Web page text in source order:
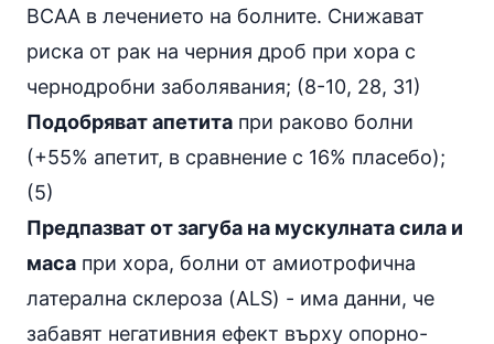
BCAA в лечението на болните. Снижават
риска от рак на черния дроб при хора с
чернодробни заболявания; (8-10, 28, 31)
Подобряват апетита при раково болни
(+55% апетит, в сравнение с 16% пласебо);
(5)
Предпазват от загуба на мускулната сила и
маса при хора, болни от амиотрофична
латерална склероза (ALS) - има данни, че
забавят негативния ефект върху опорно-